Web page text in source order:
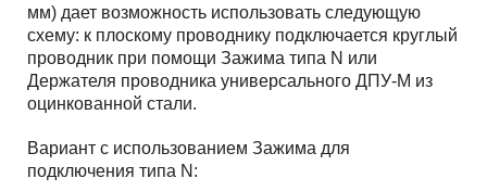
мм) дает возможность использовать следующую
схему: к плоскому проводнику подключается круглый
проводник при помощи Зажима типа N или
Держателя проводника универсального ДПУ-М из
оцинкованной стали.
Вариант с использованием Зажима для
подключения типа N: